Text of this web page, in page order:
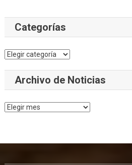
Categorías
Categorías
Archivo de Noticias
Archivo